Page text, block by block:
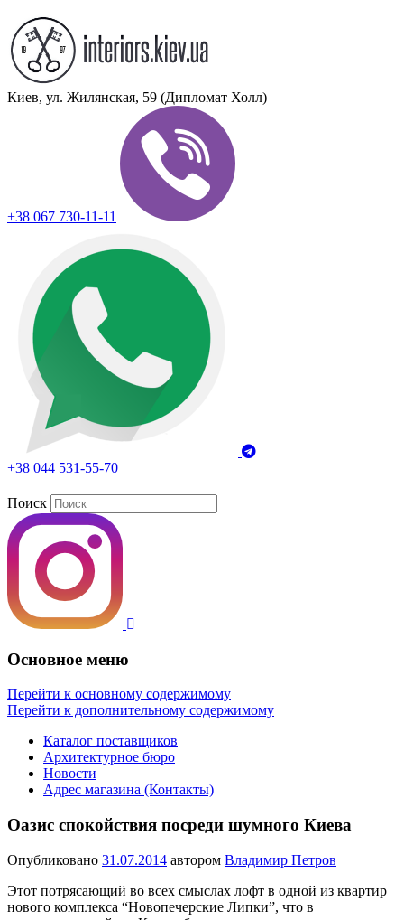
Киев, ул. Жилянская, 59 (Дипломат Холл)
+38 067 730-11-11
+38 044 531-55-70
Поиск
Основное меню
Перейти к основному содержимому
Перейти к дополнительному содержимому
Каталог поставщиков
Архитектурное бюро
Новости
Адрес магазина (Контакты)
Оазис спокойствия посреди шумного Киева
Опубликовано 31.07.2014 автором Владимир Петров
Этот потрясающий во всех смыслах лофт в одной из квартир
нового комплекса “Новопечерские Липки”, что в